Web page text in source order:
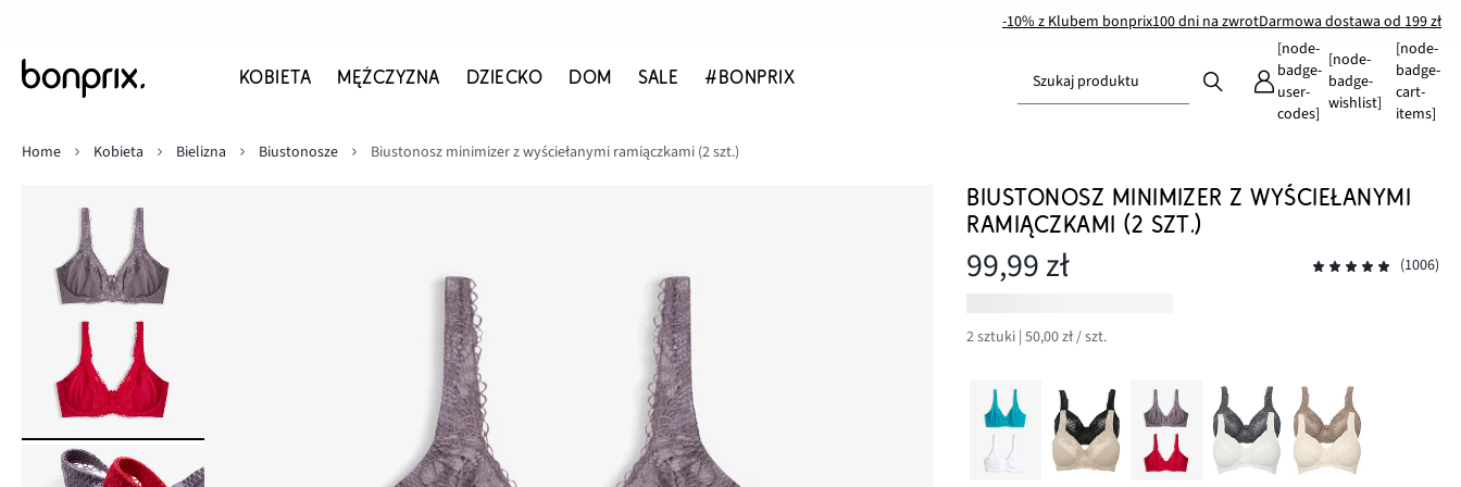
-10% z Klubem bonprix100 dni na zwrotDarmowa dostawa od 199 zł
KOBIETA MĘŻCZYZNA DZIECKO DOM SALE #BONPRIX Szukaj produktu
[node-
badge-
user-
codes]
[node-
badge-
wishlist]
[node-
badge-
cart-
items]
Home
Kobieta Bielizna Biustonosze Biustonosz minimizer z wyściełanymi ramiączkami (2 szt.)
BIUSTONOSZ MINIMIZER Z WYŚCIEŁANYMI
RAMIĄCZKAMI (2 SZT.)
99,99 zł (1006)
2 sztuki | 50,00 zł / szt.